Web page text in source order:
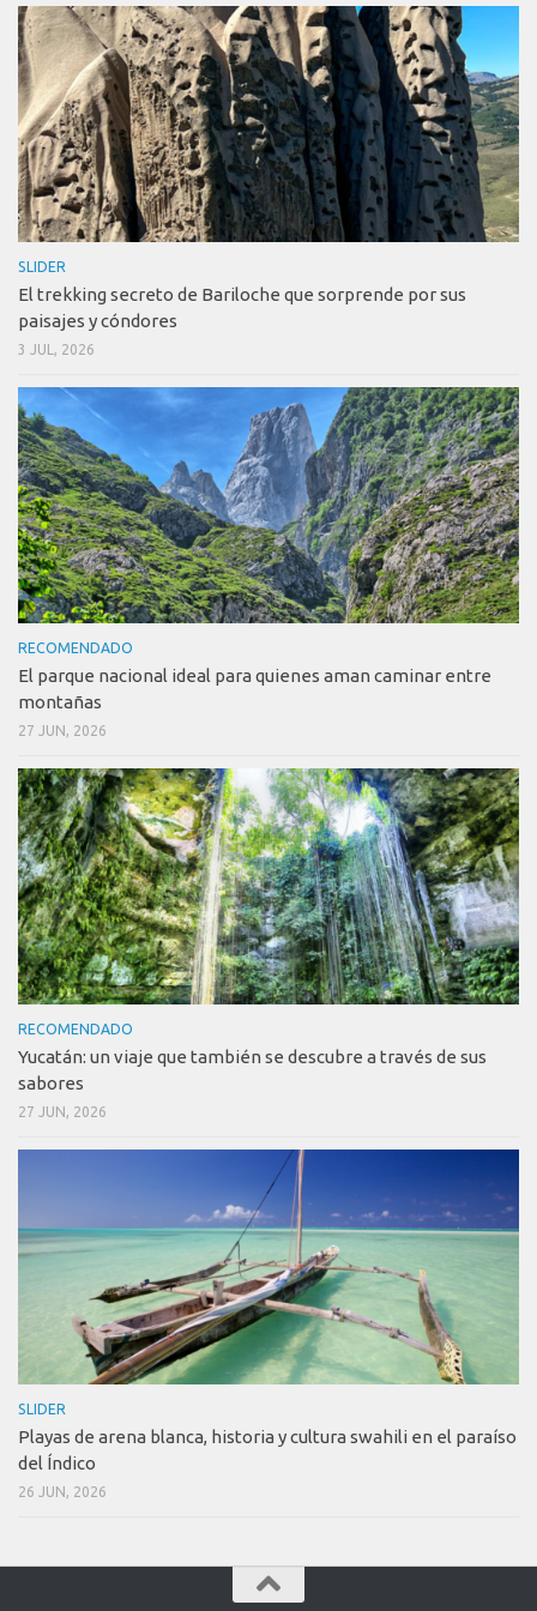
SLIDER
El trekking secreto de Bariloche que sorprende por sus
paisajes y cóndores
3 JUL, 2026
RECOMENDADO
El parque nacional ideal para quienes aman caminar entre
montañas
27 JUN, 2026
RECOMENDADO
Yucatán: un viaje que también se descubre a través de sus
sabores
27 JUN, 2026
SLIDER
Playas de arena blanca, historia y cultura swahili en el paraíso
del Índico
26 JUN, 2026